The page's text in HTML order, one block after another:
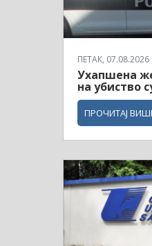
ПЕТАК,
Ухапшена
на убиство
ПРОЧИТАЈ